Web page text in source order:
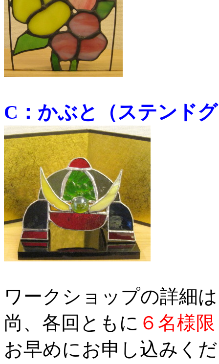
C：かぶと（ステンド
ワークショップの詳細
尚、各回ともに ６名様
お早めにお申し込みく